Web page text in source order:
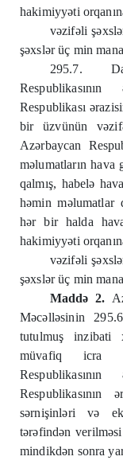
hakimiyyəti
vəzifəli
şəxslər üç min
295.7.
Respublikası
bir üzvünün
Azərbaycan
məlumatların hava
qalmış, habelə
həmin məlumatlar
hər bir halda
hakimiyyəti
vəzifəli
şəxslər üç min
Maddə 2.
Məcəlləsinin
tutulmuş inzibati
müvafiq icra
sərnişinləri və
tərəfindən
mindikdən sonra